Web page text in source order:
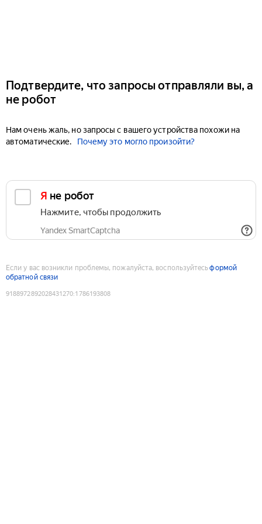
Подтвердите, что запросы отправляли вы, а
не робот
Нам очень жаль, но запросы с вашего устройства похожи на
автоматические.
Почему это могло произойти?
Я не робот
Нажмите, чтобы продолжить
Yandex SmartCaptcha
Если у вас возникли проблемы, пожалуйста, воспользуйтесьформой
обратной связи
9188972892028431270:1786193808